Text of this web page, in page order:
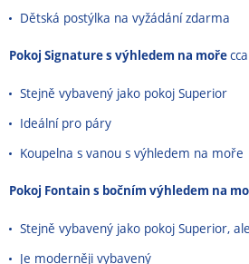
Dětská postýlka na vyžádání zdarma
Pokoj Signature s výhledem na moře
Stejně vybavený jako pokoj Superior
Ideální pro páry
Koupelna s vanou s výhledem na moře
Pokoj Fontain s bočním výhledem na
Stejně vybavený jako pokoj Superior,
Je moderněji vybavený